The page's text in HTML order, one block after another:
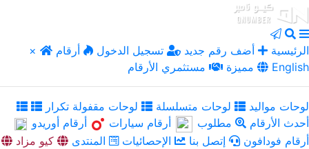
× الرئيسية أضف رقم جديد تسجيل الدخول
أرقام
مميزة
مستثمري الأرقام English
لوحات مواليد لوحات متسلسلة
لوحات مقفولة تكرار
أحدث الأرقام
مطلوب أرقام سيارات
أرقام أوريدو
أرقام فودافون
إتصل بنا الإحصائيات المنتدى
كيو مزاد